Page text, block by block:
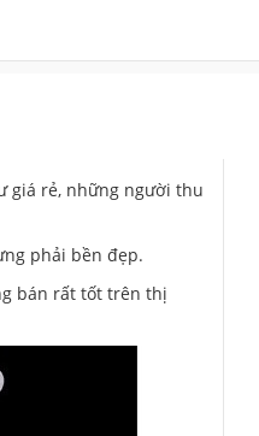
giá rẻ, những người thu
phải bền đẹp.
bán rất tốt trên thị